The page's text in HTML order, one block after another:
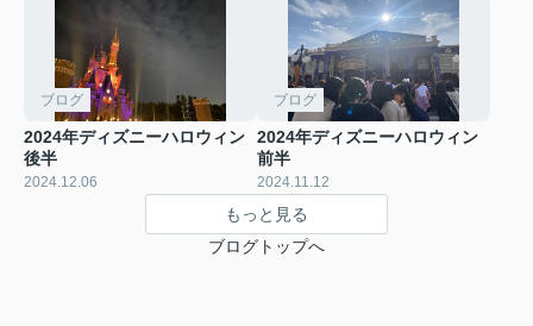
ブログ
2024年ディズニーハロウィン
後半
2024.12.06
ブログ
2024年ディズニーハロウィン
前半
2024.11.12
もっと見る
ブログトップへ